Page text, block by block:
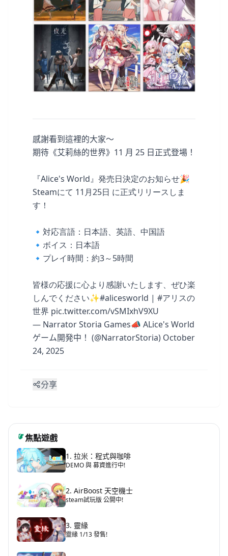
感謝看到這裡的大家～
期待《艾莉絲的世界》11 月 25 日正式登場！
『Alice's World』発売日決定のお知らせ🎉
Steamにて 11月25日 に正式リリースしま
す！
🔹対応言語：日本語、英語、中国語
🔹ボイス：日本語
🔹プレイ時間：約3～5時間
皆様の応援に心より感謝いたします、ぜひ楽
しんでください✨#alicesworld | #アリスの
世界 pic.twitter.com/vSMIxhV9XU
— Narrator Storia Games📣 ALice's World
ゲーム開発中！ (@NarratorStoria) October
24, 2025
分享
焦點遊戲
1. 拉米：程式與咖啡
DEMO 與 募資進行中!
2. AirBoost 天空機士
steam試玩版 公開中!
3. 靈緣
靈緣 1/13 發售!